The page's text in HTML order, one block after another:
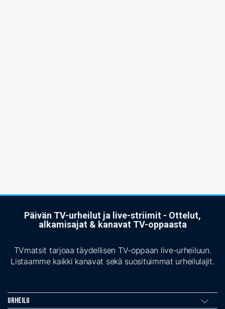
Päivän TV-urheilut ja live-striimit - Ottelut,
alkamisajat & kanavat TV-oppaasta
TVmatsit tarjoaa täydellisen TV-oppaan live-urheiluun.
Listaamme kaikki kanavat sekä suosituimmat urheilulajit.
Urheilu